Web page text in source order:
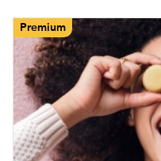
Premium